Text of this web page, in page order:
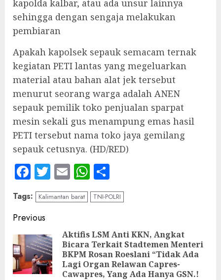
kapolda kalbar, atau ada unsur lainnya
sehingga dengan sengaja melakukan
pembiaran
Apakah kapolsek sepauk semacam ternak
kegiatan PETI lantas yang megeluarkan
material atau bahan alat jek tersebut
menurut seorang warga adalah ANEN
sepauk pemilik toko penjualan sparpat
mesin sekali gus menampung emas hasil
PETI tersebut nama toko jaya gemilang
sepauk cetusnya. (HD/RED)
Facebook
Twitter
EmailWhatsApp
Tags: Kalimantan barat TNI-POLRI
Continue
Reading
Previous
Aktifis LSM Anti KKN, Angkat
Bicara Terkait Stadtemen Menteri
BKPM Rosan Roeslani “Tidak Ada
Lagi Organ Relawan Capres-
Cawapres, Yang Ada Hanya GSN.!